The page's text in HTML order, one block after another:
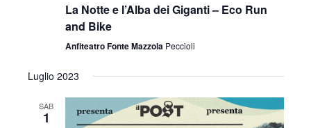
La Notte e l’Alba dei Giganti – Eco Run
and Bike
Anfiteatro Fonte Mazzola Peccioli
Luglio 2023
SAB
1